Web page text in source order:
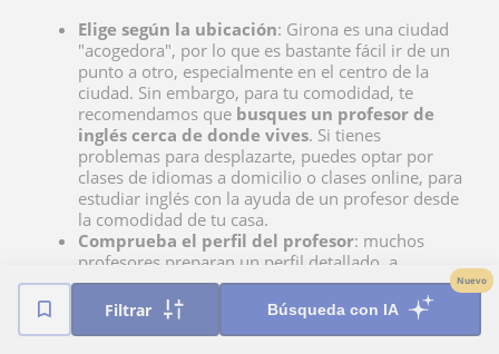
Filtrar Búsqueda con IA
Nuevo
Elige según la ubicación: Girona es una ciudad
"acogedora", por lo que es bastante fácil ir de un
punto a otro, especialmente en el centro de la
ciudad. Sin embargo, para tu comodidad, te
recomendamos que busques un profesor de
inglés cerca de donde vives. Si tienes
problemas para desplazarte, puedes optar por
clases de idiomas a domicilio o clases online, para
estudiar inglés con la ayuda de un profesor desde
la comodidad de tu casa.
Comprueba el perfil del profesor: muchos
profesores preparan un perfil detallado, a
menudo con vídeos introductorios donde explican
cuáles son sus especialidades. En el caso del inglés
en Girona, puedes
encontrar profesores